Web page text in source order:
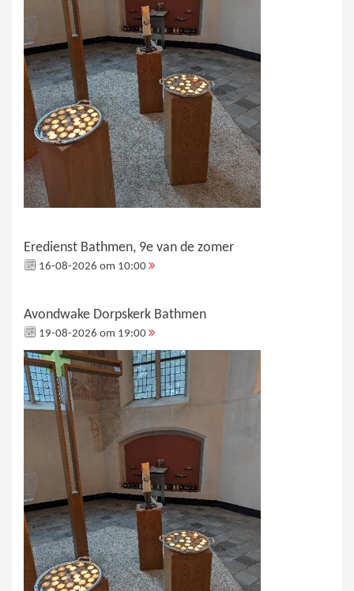
Eredienst Bathmen, 9e van de zomer
16-08-2026 om 10:00
Avondwake Dorpskerk Bathmen
19-08-2026 om 19:00